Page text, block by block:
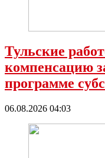
Тульские
компенсацию
программе
06.08.2026 04:03